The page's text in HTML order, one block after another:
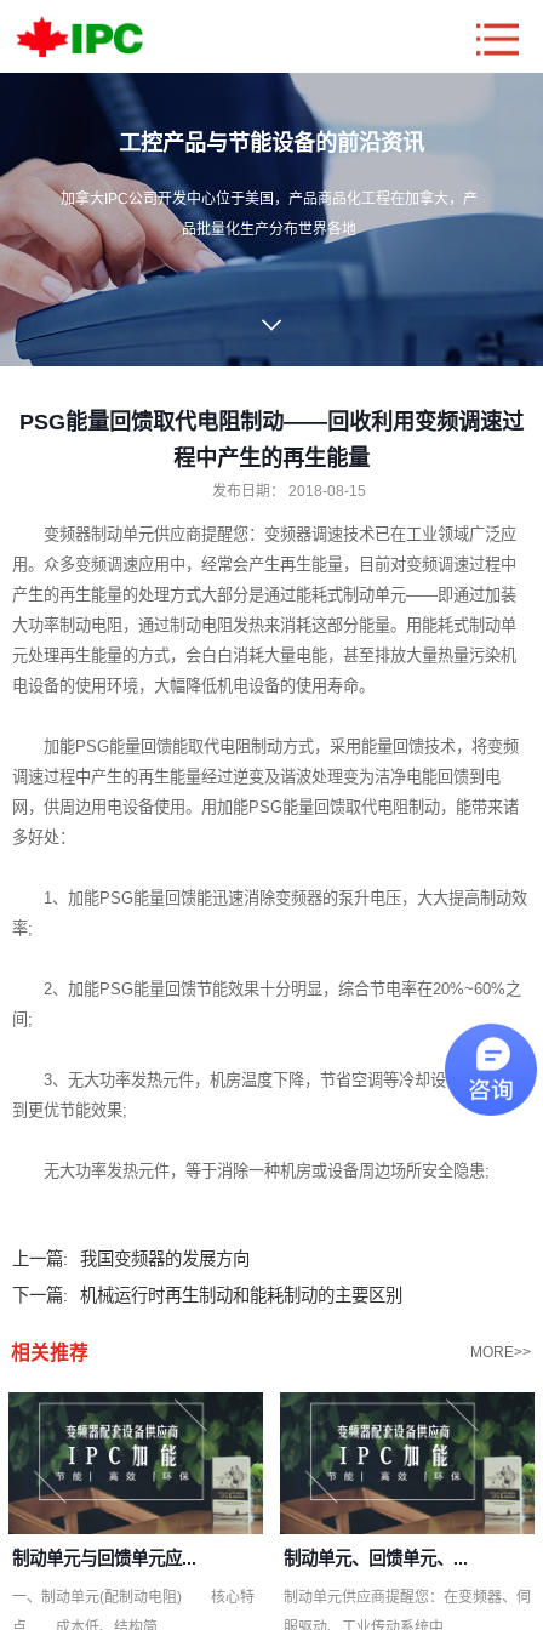
工控产品与节能设备的前沿资讯
加拿大IPC公司开发中心位于美国，产品商品化工程在加拿大，产
品批量化生产分布世界各地
PSG能量回馈取代电阻制动——回收利用变频调速过
程中产生的再生能量
发布日期： 2018-08-15
变频器制动单元供应商提醒您：变频器调速技术已在工业领域广泛应
用。众多变频调速应用中，经常会产生再生能量，
目前对变频调速过程中
产生的再生能量的处理方式大部分是通过能耗式制动单元——即通过加装
大功率制动电阻，通过制动电阻发热来消耗这部分能量。用能耗式制动单
元处理再生能量的方式，会白白消耗大量电能，甚至排放大量热量污染机
电设备的使用环境，大幅降低机电设备的使用寿命。
加能PSG能量回馈能取代电阻制动方式，采用 能量回馈技术，将变频
调速过程中产生的再生能量经过逆变及谐波处理变为洁净电能回馈到电
网，供周边用电设备使用。用加能PSG能量回馈取代电阻制动，能带来诸
多好处：
1、加能PSG能量回馈能迅速消除变频器的泵升电压，大大提高制动效
率;
2、加能PSG能量回馈节能效果十分明显，综合节电率在20%~60%之
间;
3、无大功率发热元件，机房温度下降，节省空调等冷却设备用电，达
到更优节能效果;
无大功率发热元件，等于消除一种机房或设备周边场所安全隐患;
上一篇:
我国变频器的发展方向
下一篇:
机械运行时再生制动和能耗制动的主要区别
相关推荐 MORE>>
制动单元与回馈单元应...
一、制动单元(配制动电阻) 核心特
制动单元、回馈单元、...
制动单元供应商提醒您：在变频器、伺